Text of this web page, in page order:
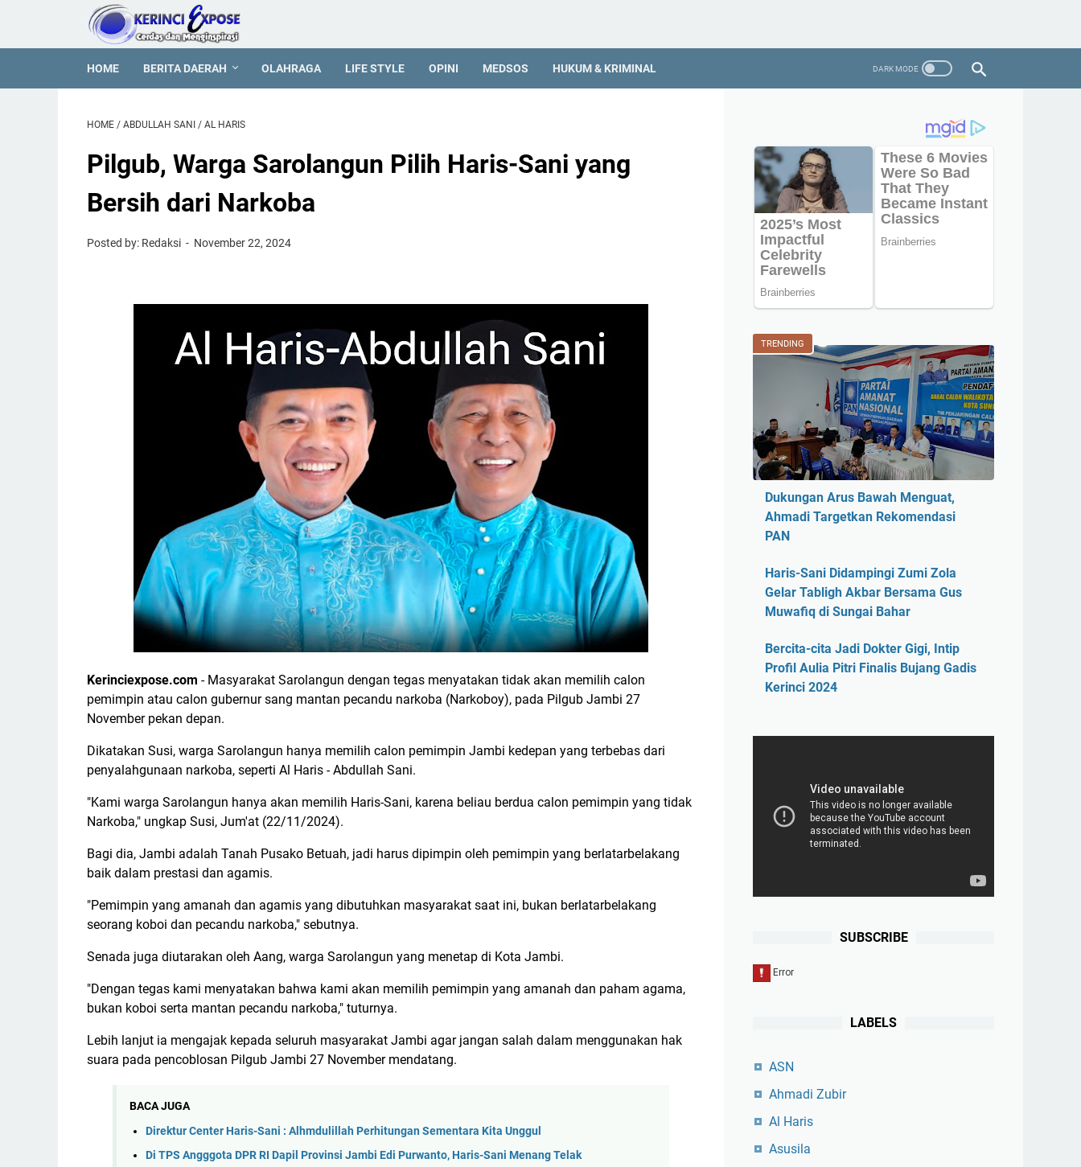
HOME BERITA DAERAH OLAHRAGA LIFE STYLE OPINI MEDSOS HUKUM & KRIMINAL
HOME / ABDULLAH SANI / AL HARIS
Pilgub, Warga Sarolangun Pilih Haris-Sani yang
Bersih dari Narkoba
Posted by: Redaksi November 22, 2024
Kerinciexpose.com - Masyarakat Sarolangun dengan tegas menyatakan tidak akan memilih calon
pemimpin atau calon gubernur sang mantan pecandu narkoba (Narkoboy), pada Pilgub Jambi 27
November pekan depan.
Dikatakan Susi, warga Sarolangun hanya memilih calon pemimpin Jambi kedepan yang terbebas dari
penyalahgunaan narkoba, seperti Al Haris - Abdullah Sani.
"Kami warga Sarolangun hanya akan memilih Haris-Sani, karena beliau berdua calon pemimpin yang tidak
Narkoba," ungkap Susi, Jum'at (22/11/2024).
Bagi dia, Jambi adalah Tanah Pusako Betuah, jadi harus dipimpin oleh pemimpin yang berlatarbelakang
baik dalam prestasi dan agamis.
"Pemimpin yang amanah dan agamis yang dibutuhkan masyarakat saat ini, bukan berlatarbelakang
seorang koboi dan pecandu narkoba," sebutnya.
Senada juga diutarakan oleh Aang, warga Sarolangun yang menetap di Kota Jambi.
"Dengan tegas kami menyatakan bahwa kami akan memilih pemimpin yang amanah dan paham agama,
bukan koboi serta mantan pecandu narkoba," tuturnya.
Lebih lanjut ia mengajak kepada seluruh masyarakat Jambi agar jangan salah dalam menggunakan hak
suara pada pencoblosan Pilgub Jambi 27 November mendatang.
BACA JUGA
Direktur Center Haris-Sani : Alhmdulillah Perhitungan Sementara Kita Unggul
Di TPS Angggota DPR RI Dapil Provinsi Jambi Edi Purwanto, Haris-Sani Menang Telak
TRENDING
Dukungan Arus Bawah Menguat,
Ahmadi Targetkan Rekomendasi
PAN
Haris-Sani Didampingi Zumi Zola
Gelar Tabligh Akbar Bersama Gus
Muwafiq di Sungai Bahar
Bercita-cita Jadi Dokter Gigi, Intip
Profil Aulia Pitri Finalis Bujang Gadis
Kerinci 2024
SUBSCRIBE
LABELS
ASN
Ahmadi Zubir
Al Haris
Asusila